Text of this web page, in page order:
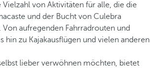
Vielzahl von Aktivitäten für alle, die die
und der Bucht von Culebra
aufregenden Fahrradrouten und
hin zu Kajakausflügen und vielen anderen
lieber verwöhnen möchten, bietet